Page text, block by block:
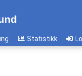
Statistikk